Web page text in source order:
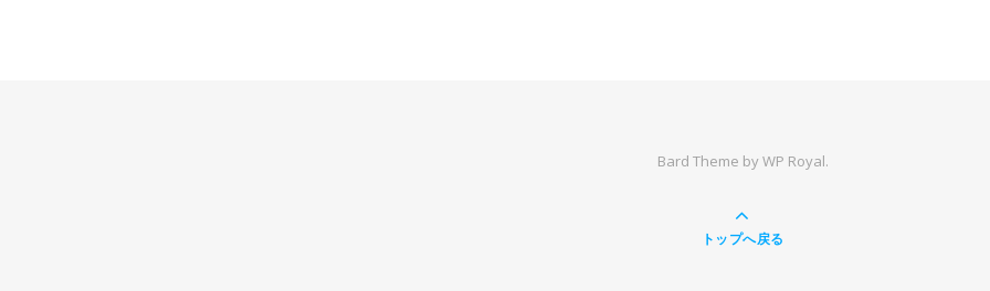
Bard Theme byWP Royal.
トップへ戻る